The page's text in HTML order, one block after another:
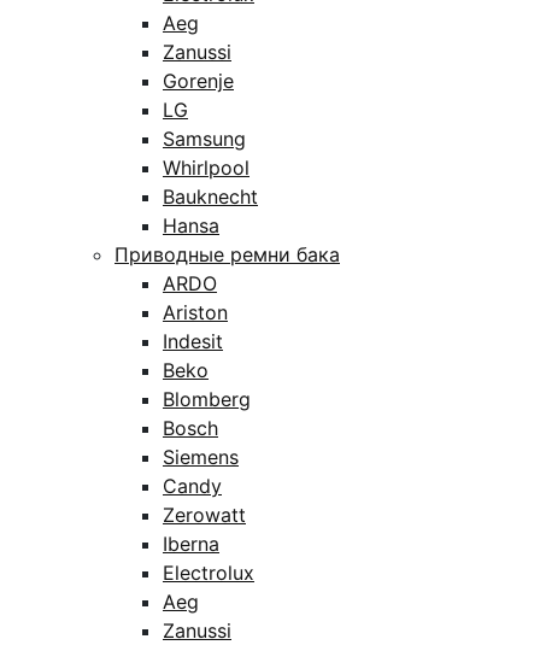
Aeg
Zanussi
Gorenje
LG
Samsung
Whirlpool
Bauknecht
Hansa
Приводные ремни бака
ARDO
Ariston
Indesit
Beko
Blomberg
Bosch
Siemens
Candy
Zerowatt
Iberna
Electrolux
Aeg
Zanussi